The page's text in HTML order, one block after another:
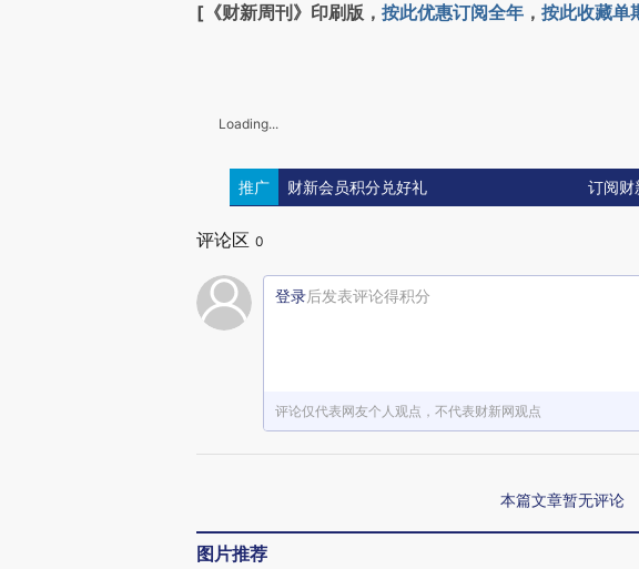
[《财新周刊》印刷版， 按此优惠订阅全年 ， 按此收藏单
Loading...
推广 财新会员积分兑好礼 订阅财
评论区 0
登录后发表评论得积分
评论仅代表网友个人观点，不代表财新网观点
本篇文章暂无评论
图片推荐